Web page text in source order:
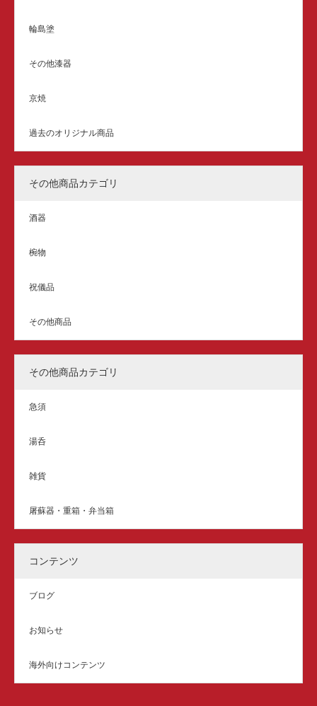
輪島塗
その他漆器
京焼
過去のオリジナル商品
その他商品カテゴリ
酒器
椀物
祝儀品
その他商品
その他商品カテゴリ
急須
湯呑
雑貨
屠蘇器・重箱・弁当箱
コンテンツ
ブログ
お知らせ
海外向けコンテンツ